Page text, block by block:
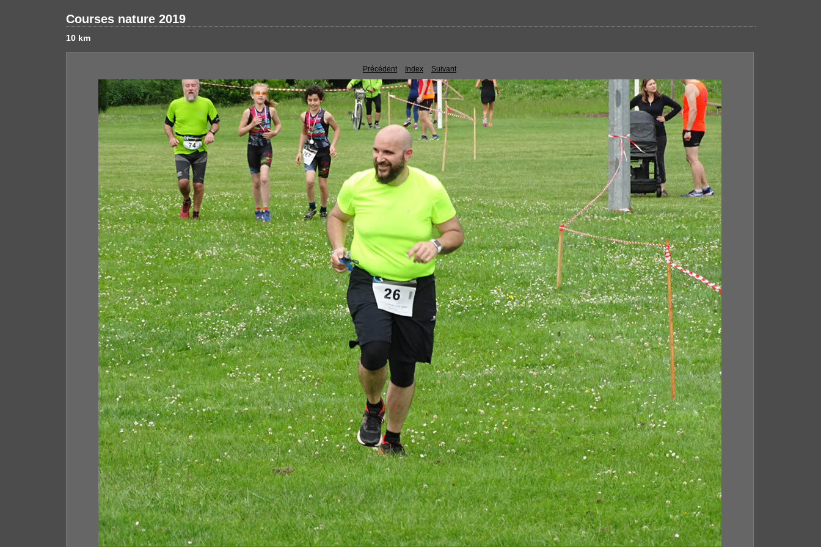
Courses nature 2019
10 km
Précédent Index Suivant